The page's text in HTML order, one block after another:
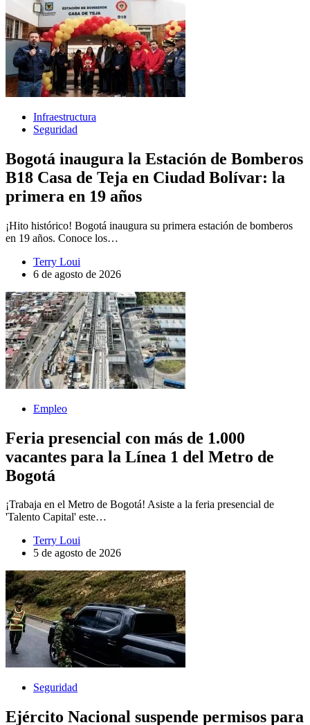
Infraestructura
Seguridad
Bogotá inaugura la Estación de Bomberos
B18 Casa de Teja en Ciudad Bolívar: la
primera en 19 años
¡Hito histórico! Bogotá inaugura su primera estación de bomberos
en 19 años. Conoce los…
Terry Loui
6 de agosto de 2026
Empleo
Feria presencial con más de 1.000
vacantes para la Línea 1 del Metro de
Bogotá
¡Trabaja en el Metro de Bogotá! Asiste a la feria presencial de
'Talento Capital' este…
Terry Loui
5 de agosto de 2026
Seguridad
Ejército Nacional suspende permisos para